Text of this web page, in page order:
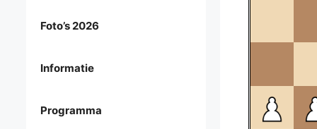
Foto’s 2026
Informatie
Programma